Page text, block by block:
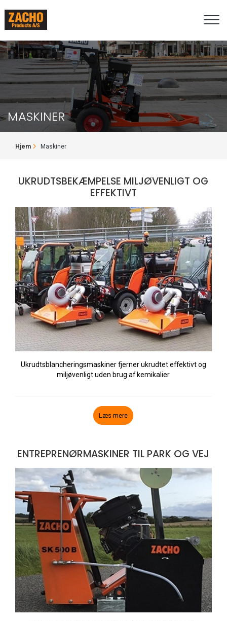
hovedindhold
MASKINER
BRØDKRUMME
Hjem Maskiner
UKRUDTSBEKÆMPELSE MILJØVENLIGT OG
EFFEKTIVT
Ukrudtsblancheringsmaskiner fjerner ukrudtet effektivt og
miljøvenligt uden brug af kemikalier
Læs mere
ENTREPRENØRMASKINER TIL PARK OG VEJ